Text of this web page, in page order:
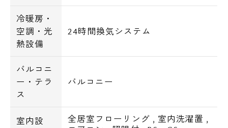
冷暖房・
空調・光
熱設備
24時間換気システム
バルコニ
ー・テラ
ス
バルコニー
室内設
全居室フローリング , 室内洗濯置 ,